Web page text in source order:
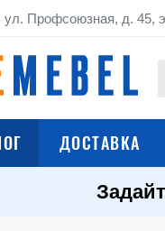
ул. Профсоюзная, д. 45,
ДОСТАВКА